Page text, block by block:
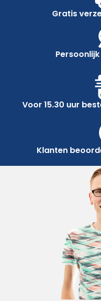
Gratis
Voor 15.30 uur
Klanten